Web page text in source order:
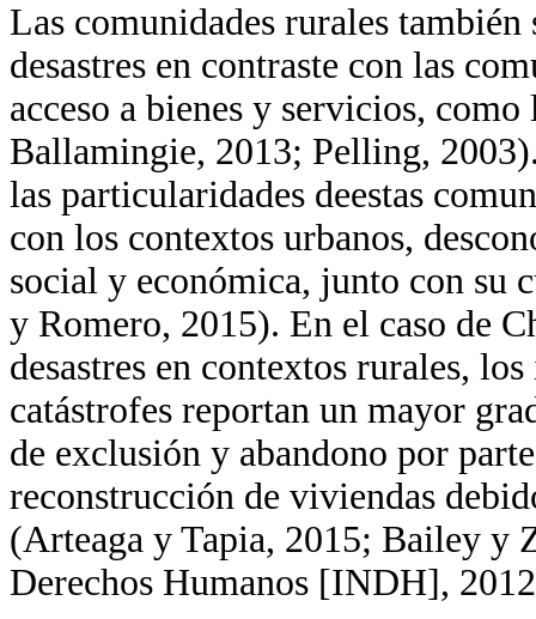
Las comunidades rurales
desastres en contraste con las
acceso a bienes y servicios,
Ballamingie, 2013; Pelling,
las particularidades deestas
con los contextos urbanos,
social y económica, junto con su
y Romero, 2015). En el caso de
desastres en contextos rurales,
catástrofes reportan un mayor
de exclusión y abandono por
reconstrucción de viviendas
(Arteaga y Tapia, 2015; Bailey y
Derechos Humanos [INDH],